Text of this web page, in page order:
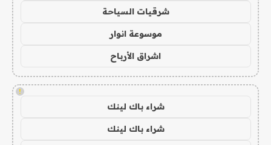
شرقيات السياحة
موسوعة انوار
اشراق الأرباح
!
شراء باك لينك
شراء باك لينك